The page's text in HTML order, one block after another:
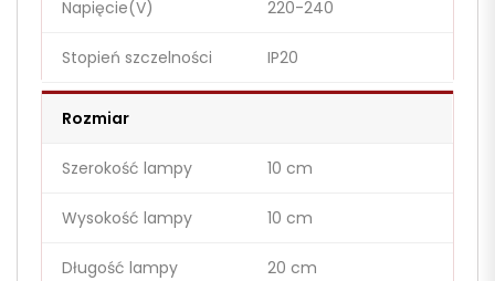
Napięcie(V) 220-240
Stopień szczelności IP20
Rozmiar
Szerokość lampy 10 cm
Wysokość lampy 10 cm
Długość lampy 20 cm